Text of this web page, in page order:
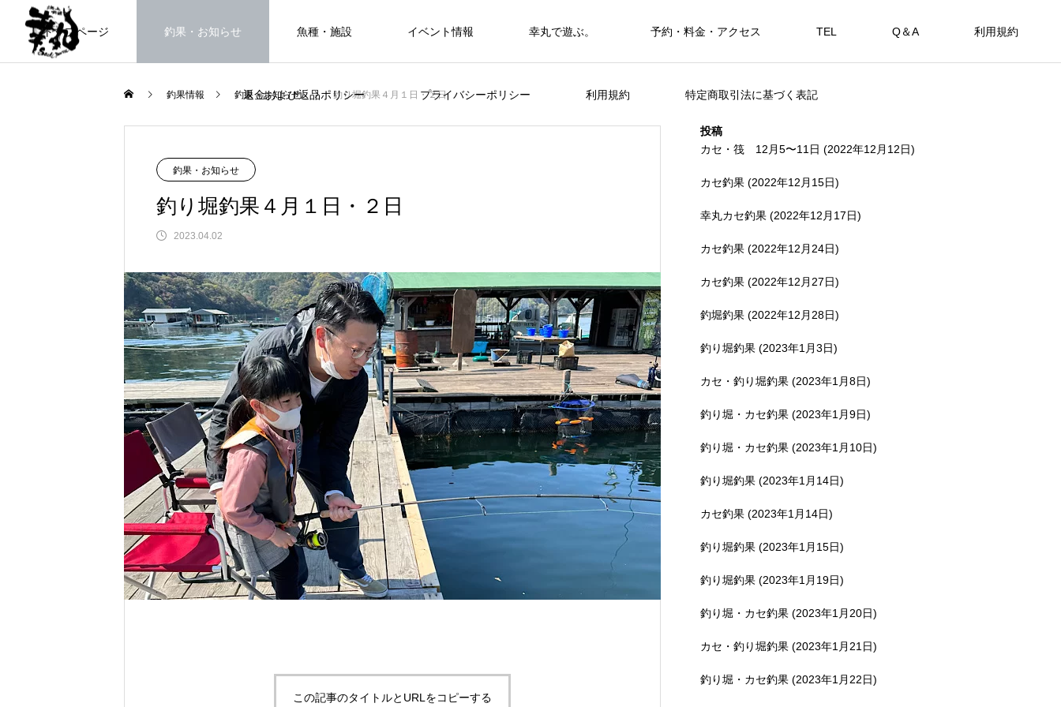
トップページ 釣果・お知らせ 魚種・施設 イベント情報 幸丸で遊ぶ。 予約・料金・アクセス TEL Q＆A 利用規約
返金および返品ポリシー プライバシーポリシー 利用規約 特定商取引法に基づく表記
高知県唯一の海上釣堀。さぁ釣りまく
れ！！
筏・カセ
山に囲まれた浦ノ内湾 大自然の中釣り
に没頭できます。
SHOP
FEATURE
自分だけのエサを作ってみよう。 黒鯛を狙おう！
釣果情報 釣果・お知らせ 釣り堀釣果４月１日・２日
釣果・お知らせ
釣り堀釣果４月１日・２日
2023.04.02
この記事のタイトルとURLをコピーする
投稿
カセ・筏 12月5〜11日 (2022年12月12日)
カセ釣果 (2022年12月15日)
幸丸カセ釣果 (2022年12月17日)
カセ釣果 (2022年12月24日)
カセ釣果 (2022年12月27日)
釣堀釣果 (2022年12月28日)
釣り堀釣果 (2023年1月3日)
カセ・釣り堀釣果 (2023年1月8日)
釣り堀・カセ釣果 (2023年1月9日)
釣り堀・カセ釣果 (2023年1月10日)
釣り堀釣果 (2023年1月14日)
カセ釣果 (2023年1月14日)
釣り堀釣果 (2023年1月15日)
釣り堀釣果 (2023年1月19日)
釣り堀・カセ釣果 (2023年1月20日)
カセ・釣り堀釣果 (2023年1月21日)
釣り堀・カセ釣果 (2023年1月22日)